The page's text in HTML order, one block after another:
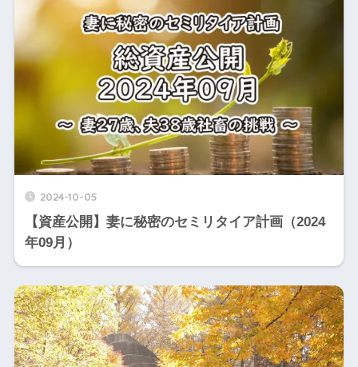
2024-10-05
【資産公開】妻に秘密のセミリタイア計画（2024
年09月）